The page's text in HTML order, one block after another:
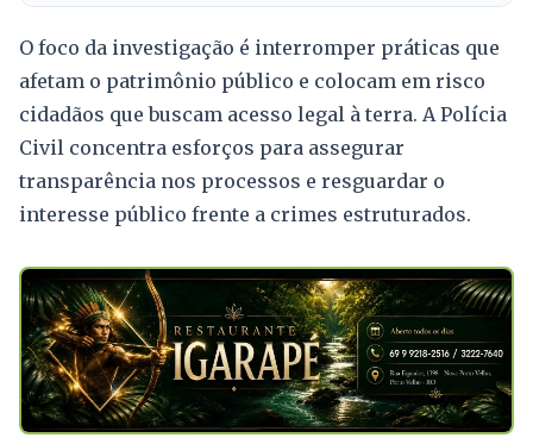
O foco da investigação é interromper práticas que
afetam o patrimônio público e colocam em risco
cidadãos que buscam acesso legal à terra. A Polícia
Civil concentra esforços para assegurar
transparência nos processos e resguardar o
interesse público frente a crimes estruturados.